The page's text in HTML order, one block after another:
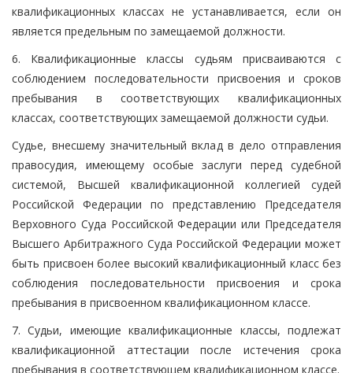
квалификационных классах не устанавливается, если он
является предельным по замещаемой должности.
6. Квалификационные классы судьям присваиваются с
соблюдением последовательности присвоения и сроков
пребывания в соответствующих квалификационных
классах, соответствующих замещаемой должности судьи.
Судье, внесшему значительный вклад в дело отправления
правосудия, имеющему особые заслуги перед судебной
системой, Высшей квалификационной коллегией судей
Российской Федерации по представлению Председателя
Верховного Суда Российской Федерации или Председателя
Высшего Арбитражного Суда Российской Федерации может
быть присвоен более высокий квалификационный класс без
соблюдения последовательности присвоения и срока
пребывания в присвоенном квалификационном классе.
7. Судьи, имеющие квалификационные классы, подлежат
квалификационной аттестации после истечения срока
пребывания в соответствующем квалификационном классе.